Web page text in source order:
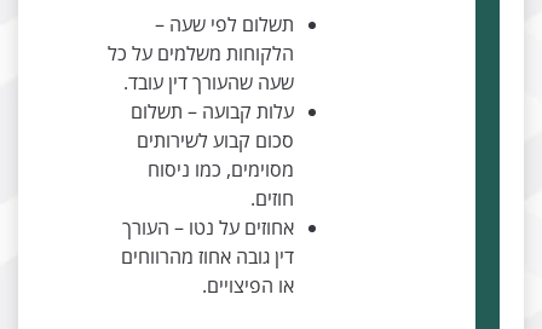
תשלום לפי שעה –
הלקוחות משלמים על כל
שעה שהעורך דין עובד.
עלות קבועה – תשלום
סכום קבוע לשירותים
מסוימים, כמו ניסוח
אחוזים על נטו – העורך
דין גובה אחוז מהרווחים
או הפיצויים.